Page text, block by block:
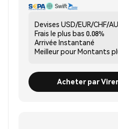
Devises USD/EUR/CHF/
Frais le plus bas 0.08%
Arrivée Instantané
Meilleur pourMontants
Acheter par